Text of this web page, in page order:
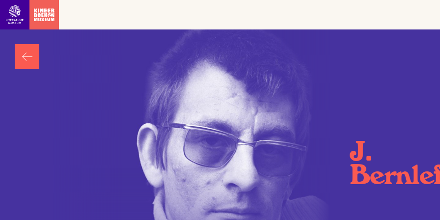
Ga direct naar inhoud
J.